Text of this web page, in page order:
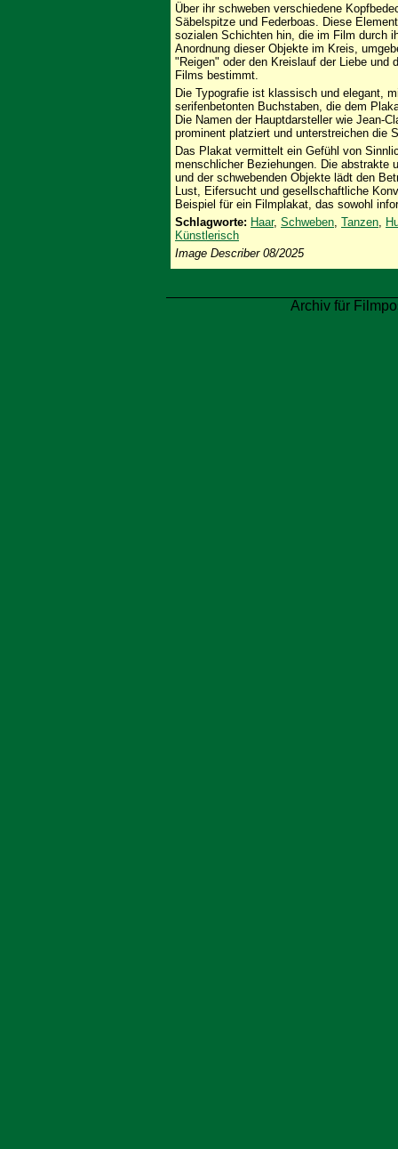
Über ihr schweben verschiedene
Säbelspitze und Federboas. Diese
sozialen Schichten hin, die im Film durch
Anordnung dieser Objekte im Kreis,
"Reigen" oder den Kreislauf der Liebe und
Films bestimmt.
Die Typografie ist klassisch und elegant,
serifenbetonten Buchstaben, die dem
Die Namen der Hauptdarsteller wie Jean-
prominent platziert und unterstreichen die
Das Plakat vermittelt ein Gefühl von
menschlicher Beziehungen. Die abstrakte
und der schwebenden Objekte lädt den
Lust, Eifersucht und gesellschaftliche
Beispiel für ein Filmplakat, das sowohl
Schlagworte: Haar, Schweben, Tanzen,
Künstlerisch
Image Describer 08/2025
Archiv für